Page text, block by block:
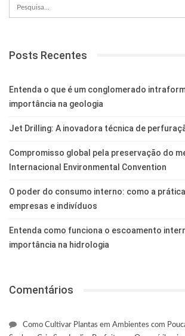
Posts Recentes
Entenda o que é um conglomerado
importância na geologia
Jet Drilling: A inovadora técnica de
Compromisso global pela preservação do
Internacional Environmental Convention
O poder do consumo interno: como a
empresas e indivíduos
Entenda como funciona o escoamento
importância na hidrologia
Comentários
Como Cultivar Plantas em Ambientes com